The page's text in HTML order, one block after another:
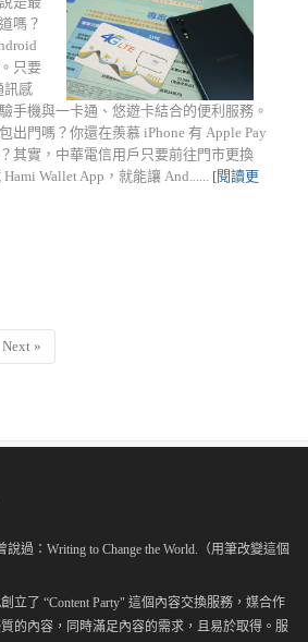
嗎？
只要
訊感
手機與一卡通、悠遊卡結合的便利服務。
出門嗎？你還在羨慕 iPhone 有 Apple Pay
其實，中華電信用戶只要前往門市更換
Wallet App，就能讓 And...... [閱讀更
Next »
過：Writing to Change the World.（用筆改變這個
立了 “Content Party" 這個內容交換服務，媒合作
的內容，同時滿足內容的需求，且易於取得。服